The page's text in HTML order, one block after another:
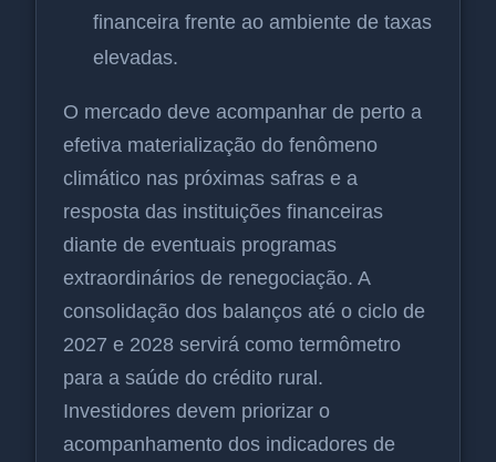
financeira frente ao ambiente de taxas
elevadas.
O mercado deve acompanhar de perto a
efetiva materialização do fenômeno
climático nas próximas safras e a
resposta das instituições financeiras
diante de eventuais programas
extraordinários de renegociação. A
consolidação dos balanços até o ciclo de
2027 e 2028 servirá como termômetro
para a saúde do crédito rural.
Investidores devem priorizar o
acompanhamento dos indicadores de